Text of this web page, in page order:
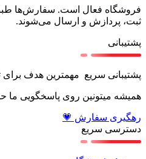
فروشگاه فعال است. سفارش‌ها
ثبت، پردازش و ارسال می‌شوند.
پشتیبانی
پشتیبانی سریع مهمترین هدف برای
همیشه میتونین روی پاسخگویی ما
رهگیری سفارش 💗
دسترسی سریع